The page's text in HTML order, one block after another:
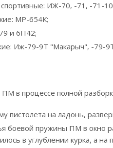
ИЖ-70, -71, -71-
МР-654К;
и 6П42;
Иж-79-9Т "Макарыч", -
в процессе полной
пистолета на ладонь,
боевой пружины ПМ в окно
в углублении курка, а на